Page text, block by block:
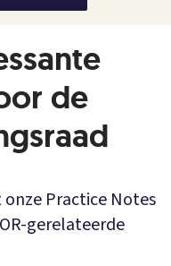
de
Practice Notes
gerelateerde